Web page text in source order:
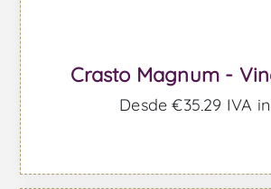
Crasto Magnum -
Desde €35,29 IVA